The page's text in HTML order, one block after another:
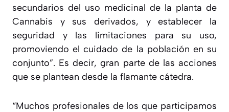
secundarios del uso medicinal de la planta de
Cannabis y sus derivados, y establecer la
seguridad y las limitaciones para su uso,
promoviendo el cuidado de la población en su
conjunto”. Es decir, gran parte de las acciones
que se plantean desde la flamante cátedra.
“Muchos profesionales de los que participamos